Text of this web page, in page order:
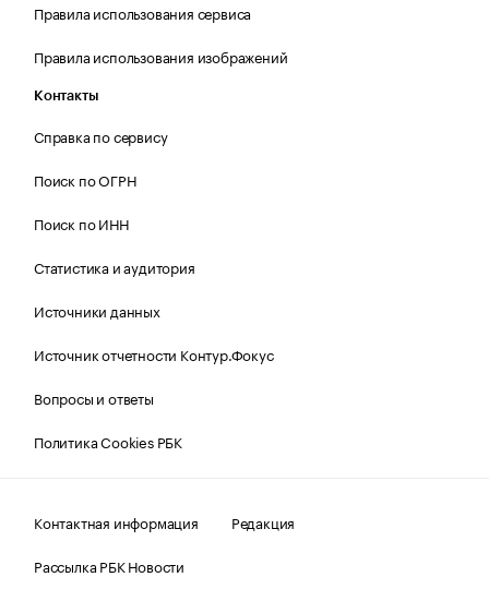
Правила использования сервиса
Правила использования изображений
Контакты
Справка по сервису
Поиск по ОГРН
Поиск по ИНН
Статистика и аудитория
Источники данных
Источник отчетности Контур.Фокус
Вопросы и ответы
Политика Cookies РБК
Контактная информация
Редакция
Рассылка РБК Новости